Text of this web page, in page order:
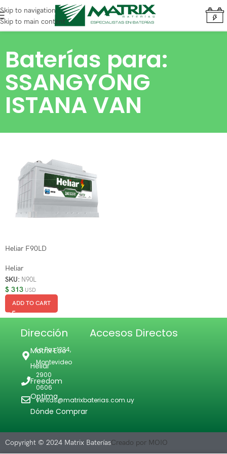
Skip to navigation
Skip to main content
Baterías para:
SSANGYONG
ISTANA VAN
Heliar F90LD
Heliar
SKU: N90L
$ 313 USD
ADD TO CART
Dirección
La Paz 1234,
Montevideo
2900
0606
ventas@matrixbaterias.com.uy
Accesos Directos
Matrix Eco
Heliar
Freedom
Optima
Dónde Comprar
Copyright © 2024 Matrix BateríasCreado por MOIO